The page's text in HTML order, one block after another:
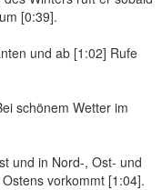
[0:39].
und ab [1:02] Rufe
schönem Wetter im
und in Nord-, Ost- und
vorkommt [1:04].